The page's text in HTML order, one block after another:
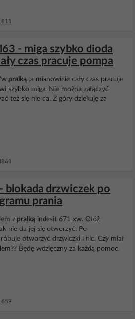
- miga szybko dioda
czas pracuje pompa
w pralką ,a mianowicie cały czas pracuje
szybko miga. Nie można załączyć
też się nie da. Z góry dziekuję za
blokada drzwiczek po
prania
z pralką indesit 671 xw. Otóż
nie da jej się otworzyć. Po
otworzyć drzwiczki i nic. Czy miał
Będę wdzięczny za każdą pomoc.